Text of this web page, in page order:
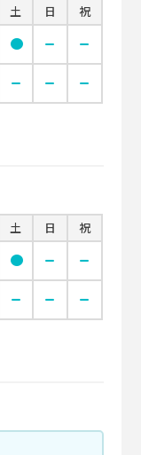
土 日
祝
circle remove remove
remove remove remove
土 日
祝
circle remove remove
remove remove remove